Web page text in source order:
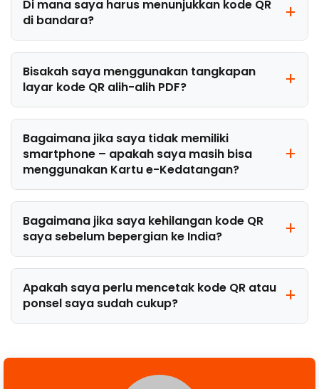
Di mana saya harus menunjukkan kode QR
di bandara?
Bisakah saya menggunakan tangkapan
layar kode QR alih-alih PDF?
Bagaimana jika saya tidak memiliki
smartphone – apakah saya masih bisa
menggunakan Kartu e-Kedatangan?
Bagaimana jika saya kehilangan kode QR
saya sebelum bepergian ke India?
Apakah saya perlu mencetak kode QR atau
ponsel saya sudah cukup?